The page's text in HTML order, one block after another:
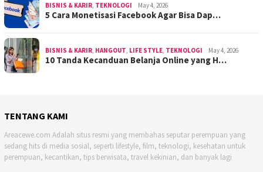
BISNIS & KARIR TEKNOLOGI May 4, 2026
5 Cara Monetisasi Facebook Agar Bisa Dap…
BISNIS & KARIR HANGOUT LIFE STYLE TEKNOLOGI May 4, 2026
10 Tanda Kecanduan Belanja Online yang H…
TENTANG KAMI
Areacewe.com Adalah situs resmi yang membahas seputar perempuan yang
sedang hits di media sosial, seperti lifestyle, film, teknologi, kesehatan untuk
perempuan, kecantikan, tips berwisata, travel kekinian, dan banyak lagi